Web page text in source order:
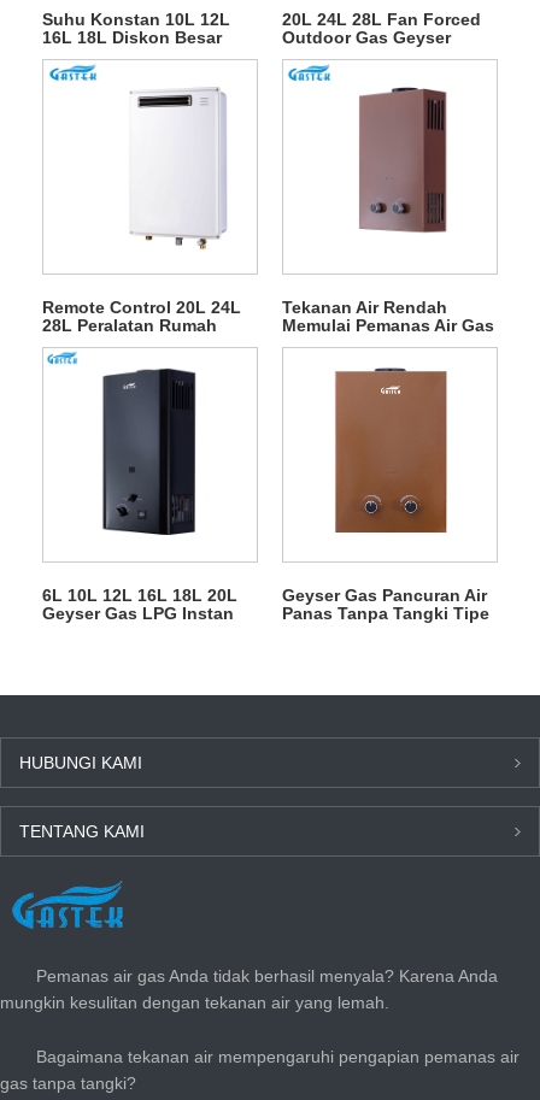
Suhu Konstan 10L 12L
16L 18L Diskon Besar
Tipe Buang Dipasang Di
Dinding Tanpa Tangki
LPG Instan Pemanas Air
Gas Air Panas Alami
20L 24L 28L Fan Forced
Outdoor Gas Geyser
untuk Pancuran Air Panas
Remote Control 20L 24L
28L Peralatan Rumah
Pemanas Air Gas Luar
Ruang
Tekanan Air Rendah
Memulai Pemanas Air Gas
LPG Tipe Buang
6L 10L 12L 16L 18L 20L
Geyser Gas LPG Instan
Geyser Gas Pancuran Air
Panas Tanpa Tangki Tipe
HUBUNGI KAMI
TENTANG KAMI
BERITA TERBARU
Pemanas air gas Anda tidak berhasil menyala? Karena Anda
mungkin kesulitan dengan tekanan air yang lemah.
Bagaimana tekanan air mempengaruhi pengapian pemanas air
gas tanpa tangki?